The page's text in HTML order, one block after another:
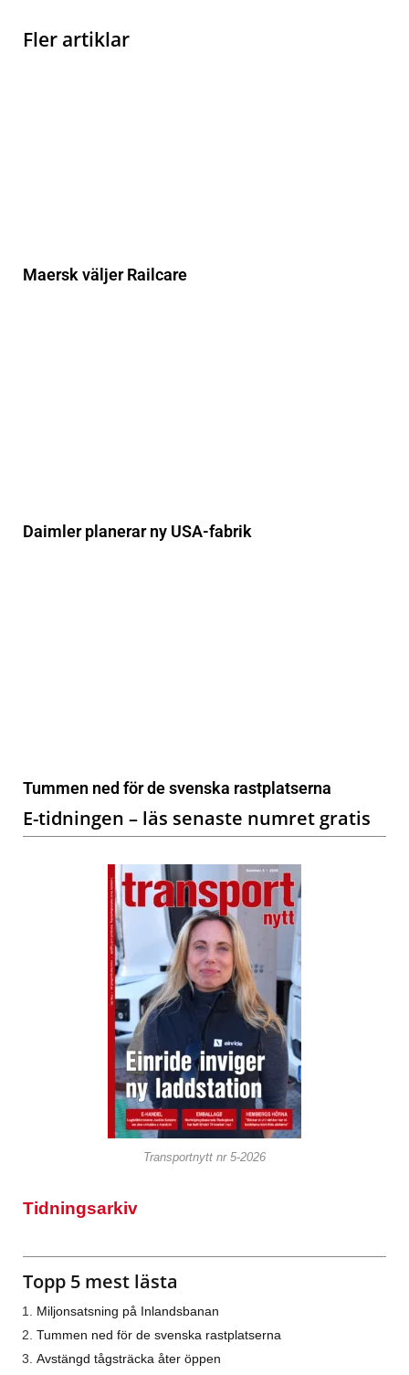
Fler artiklar
Maersk väljer Railcare
Daimler planerar ny USA-fabrik
Tummen ned för de svenska rastplatserna
E-tidningen – läs senaste numret gratis
Transportnytt nr 5-2026
Tidningsarkiv
Topp 5 mest lästa
Miljonsatsning på Inlandsbanan
Tummen ned för de svenska rastplatserna
Avstängd tågsträcka åter öppen